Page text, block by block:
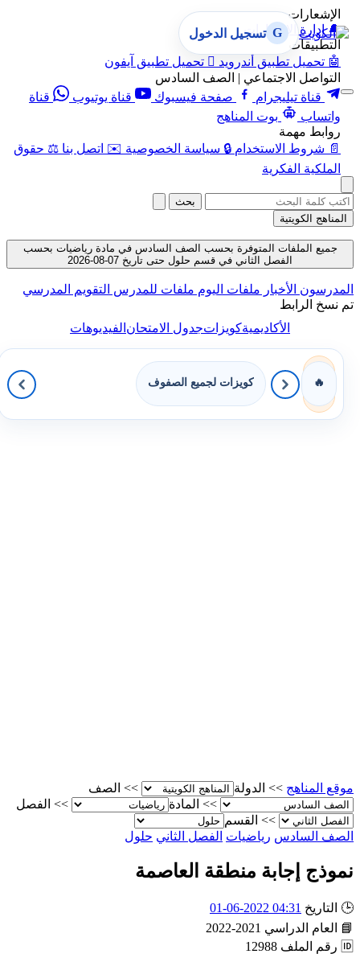
الإشعارات
🔔 إدارة الإشعارات
التطبيقات
🤖 تحميل تطبيق أندرويد  تحميل تطبيق آيفون
التواصل الاجتماعي | الصف السادس
قناة تيليجرام
صفحة فيسبوك قناة يوتيوب
قناة
واتساب
بوت المناهج
روابط مهمة
📄 شروط الاستخدام 🔒 سياسة الخصوصية ✉️ اتصل بنا ⚖️ حقوق
الملكية الفكرية
G تسجيل الدخول
بحث
المناهج الكويتية
جميع الملفات المتوفرة بحسب الصف السادس في مادة رياضيات بحسب
الفصل الثاني في قسم حلول حتى تاريخ 07-08-2026
المدرسون الأخبار ملفات اليوم ملفات للمدرس التقويم المدرسي
تم نسخ الرابط
الأكاديميةكويزاتجدول الامتحانالفيديوهات
🔥 كويزات لجميع الصفوف
موقع المناهج >> الدولة >>
الصف
>>
المادة >>
الفصل
>>
القسم
الصف السادس رياضيات الفصل الثاني حلول
نموذج إجابة منطقة العاصمة
🕒 التاريخ 04:31 2022-06-01
📘
العام الدراسي 2021-2022
🆔 رقم الملف 12988